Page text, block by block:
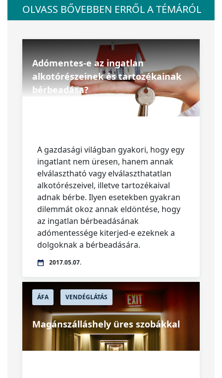
OLVASS BŐVEBBEN ERRŐL A TÉMÁRÓL
Adómentes-e az ingatlan
alkotórészeinek és tartozékainak
bérbeadása?
A gazdasági világban gyakori, hogy egy
ingatlant nem üresen, hanem annak
elválasztható vagy elválaszthatatlan
alkotórészeivel, illetve tartozékaival
adnak bérbe. Ilyen esetekben gyakran
dilemmát okoz annak eldöntése, hogy
az ingatlan bérbeadásának
adómentessége kiterjed-e ezeknek a
dolgoknak a bérbeadására.
2017.05.07.
ÁFA VENDÉGLÁTÁS
Magánszálláshely üres szobákkal